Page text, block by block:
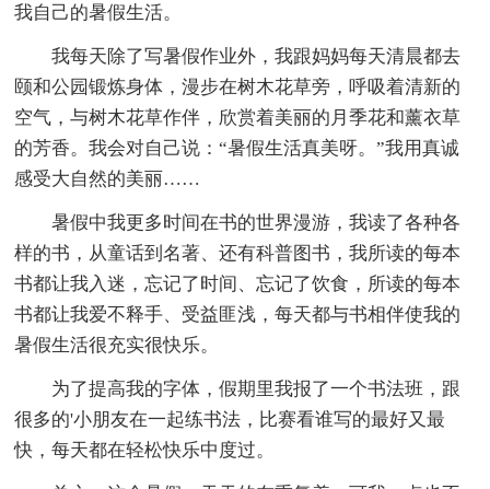
我自己的暑假生活。
我每天除了写暑假作业外，我跟妈妈每天清晨都去
颐和公园锻炼身体，漫步在树木花草旁，呼吸着清新的
空气，与树木花草作伴，欣赏着美丽的月季花和薰衣草
的芳香。我会对自己说：“暑假生活真美呀。”我用真诚
感受大自然的美丽……
暑假中我更多时间在书的世界漫游，我读了各种各
样的书，从童话到名著、还有科普图书，我所读的每本
书都让我入迷，忘记了时间、忘记了饮食，所读的每本
书都让我爱不释手、受益匪浅，每天都与书相伴使我的
暑假生活很充实很快乐。
为了提高我的字体，假期里我报了一个书法班，跟
很多的'小朋友在一起练书法，比赛看谁写的最好又最
快，每天都在轻松快乐中度过。